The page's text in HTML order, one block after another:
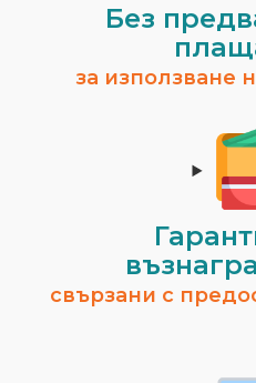
Без
за използване
свързани с